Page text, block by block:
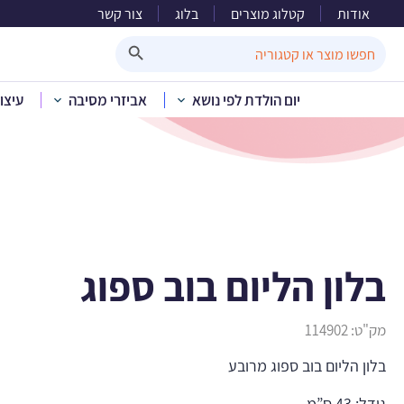
אודות קטלוג מוצרים בלוג צור קשר
for:
יום הולדת לפי נושא אביזרי מסיבה
בית»קטלוג
בלון הליום בוב ספוג
מק"ט:114902
בלון הליום בוב ספוג מרובע